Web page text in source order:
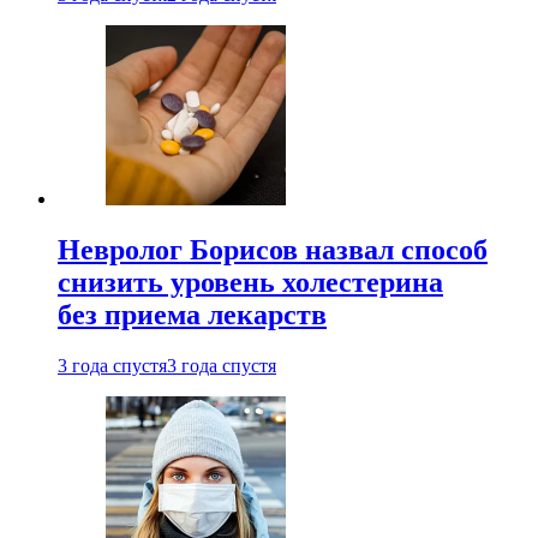
Невролог Борисов назвал способ
снизить уровень холестерина
без приема лекарств
3 года спустя3 года спустя